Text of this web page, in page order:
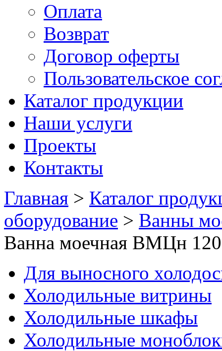
Оплата
Возврат
Договор оферты
Пользовательское
Каталог продукции
Наши услуги
Проекты
Контакты
Главная > Каталог
оборудование > Ванны
Ванна моечная ВМЦн
Для выносного
Холодильные витрины
Холодильные шкафы
Холодильные